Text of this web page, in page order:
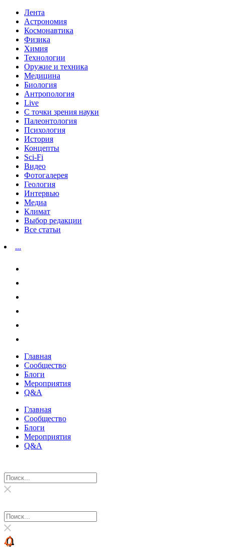
Лента
Астрономия
Космонавтика
Физика
Химия
Технологии
Оружие и техника
Медицина
Биология
Антропология
Live
С точки зрения науки
Палеонтология
Психология
История
Концепты
Sci-Fi
Видео
Фотогалерея
Геология
Интервью
Медиа
Климат
Выбор редакции
Все статьи
...
Главная
Сообщество
Блоги
Мероприятия
Q&A
Главная
Сообщество
Блоги
Мероприятия
Q&A